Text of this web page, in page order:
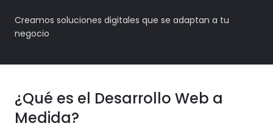
Creamos soluciones digitales que se adaptan a tu
negocio
¿Qué es el Desarrollo Web a
Medida?